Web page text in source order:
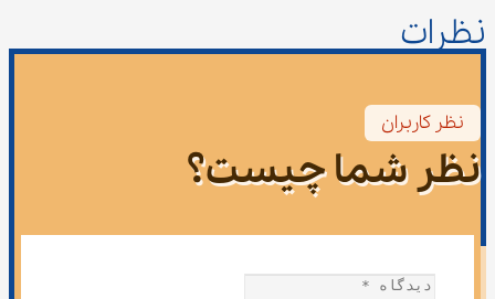
نظرات
نظر کاربران
نظر شما چیست؟